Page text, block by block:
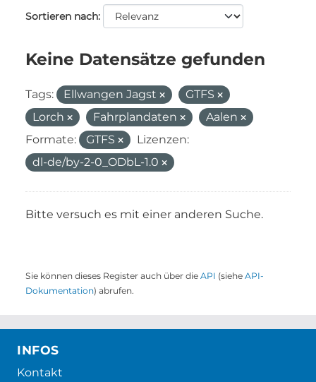
Sortieren nach
Keine Datensätze gefunden
Tags: Ellwangen Jagst
GTFS
Lorch
Fahrplandaten
Aalen
Formate:
GTFS
Lizenzen:
dl-de/by-2-0_ODbL-1.0
Bitte versuch es mit einer anderen Suche.
Sie können dieses Register auch über die API (siehe API-
Dokumentation) abrufen.
INFOS
Kontakt